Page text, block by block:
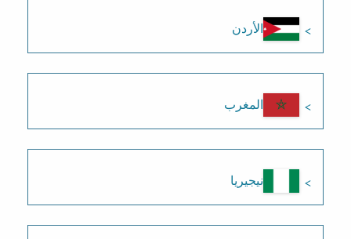
الأردن
المغرب
نيجيريا